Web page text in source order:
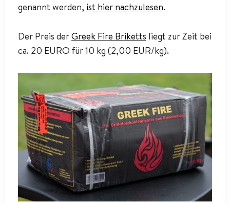
genannt werden, ist hier nachzulesen.
Der Preis derGreek Fire Briketts liegt zur Zeit bei
ca. 20 EURO für 10 kg (2,00 EUR/kg).